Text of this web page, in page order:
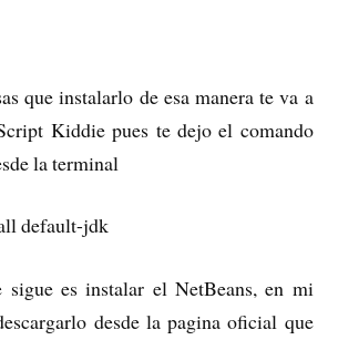
que instalarlo de esa manera te va a
Kiddie pues te dejo el comando
la terminal
default-jdk
es instalar el NetBeans, en mi
desde la pagina oficial que